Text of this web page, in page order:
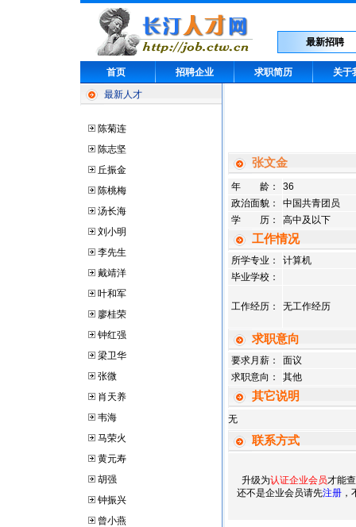
最新招聘
首页 招聘企业 求职简历
关于
最新人才
陈菊连
陈志坚
丘振金
陈桃梅
汤长海
刘小明
李先生
戴靖洋
叶和军
廖桂荣
钟红强
梁卫华
张微
肖天养
韦海
马荣火
黄元寿
胡强
钟振兴
曾小燕
张文金
年 龄：
36
政治面貌：
中国共青团员
学 历：
高中及以下
工作情况
所学专业：
计算机
毕业学校：
工作经历： 无工作经历
求职意向
要求月薪：
面议
求职意向：
其他
其它说明
无
联系方式
升级为认证企业会员才能
还不是企业会员请先注册